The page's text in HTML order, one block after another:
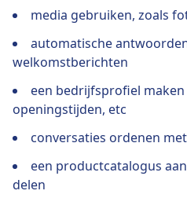
media gebruiken, zoals
automatische
welkomstberichten
een bedrijfsprofiel
openingstijden, etc
conversaties ordenen
een productcatalogus
delen